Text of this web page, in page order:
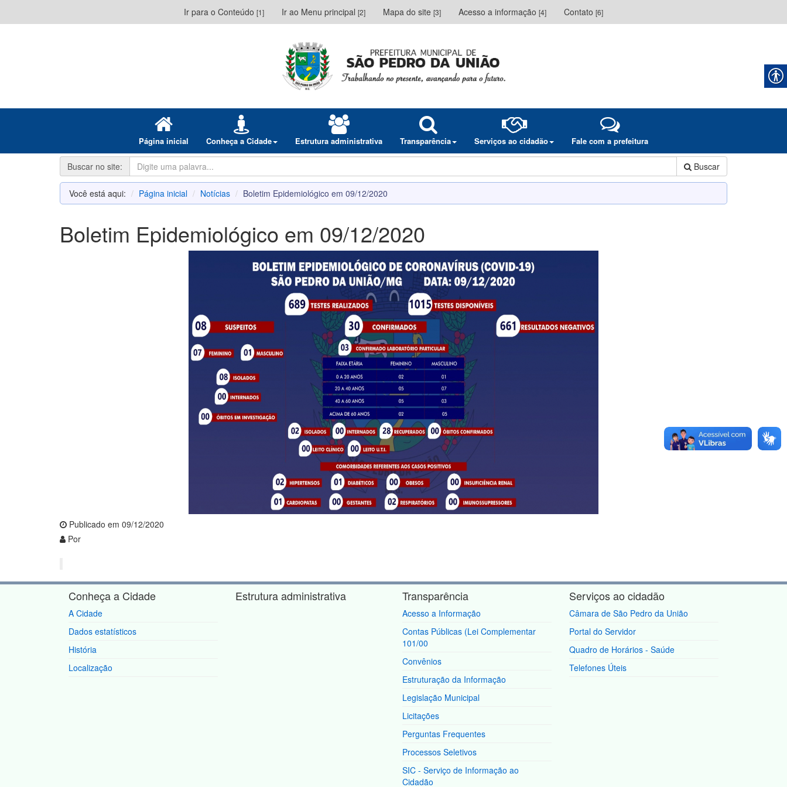
Ir para o Conteúdo [1] Ir ao Menu principal [2] Mapa do site [3] Acesso a informação [4] Contato [6]
Página inicial Conheça a Cidade Estrutura administrativa Transparência Serviços ao cidadão Fale com a prefeitura
Buscar no site: Buscar
Você está aqui: Página inicial Notícias Boletim Epidemiológico em 09/12/2020
Boletim Epidemiológico em 09/12/2020
Publicado em 09/12/2020
Por
Conheça a Cidade
A Cidade
Dados estatísticos
História
Localização
Estrutura administrativa Transparência
Acesso a Informação
Contas Públicas (Lei Complementar
101/00
Convênios
Estruturação da Informação
Legislação Municipal
Licitações
Perguntas Frequentes
Processos Seletivos
SIC - Serviço de Informação ao
Cidadão
Serviços ao cidadão
Câmara de São Pedro da União
Portal do Servidor
Quadro de Horários - Saúde
Telefones Úteis